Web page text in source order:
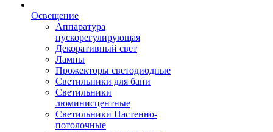
Освещение
Аппаратура
пускорегулирующая
Декоративный свет
Лампы
Прожекторы светодиодные
Светильники для бани
Светильники
люминисцентные
Светильники Настенно-
потолочные